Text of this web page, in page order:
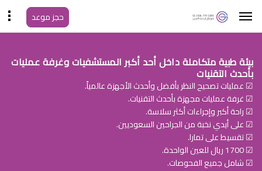
حجز موعد
بيئة طبية متكاملة داخل أحد أكبر المستشفيات وغرفة عمليات
بأحدث التقنيات
☑ عمليات تصحيح النظر بأفضل وأحدث الأجهزة عالمياً.
☑ غرفة عمليات مجهزة بأحدث التقنيات.
☑ راحة أكبر وإجراءات أكثر سلاسة.
☑ على أيدي نخبة من الجراحين السعوديين.
☑ تقسيط على تمارا.
☑ 1700 ريال للعين الواحدة.
☑ شامل جميع الفحوصات.